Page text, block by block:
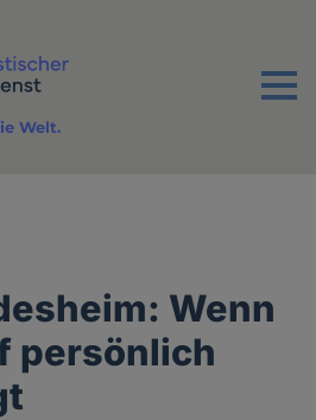
Menu
Welt.
Wenn
persönlich